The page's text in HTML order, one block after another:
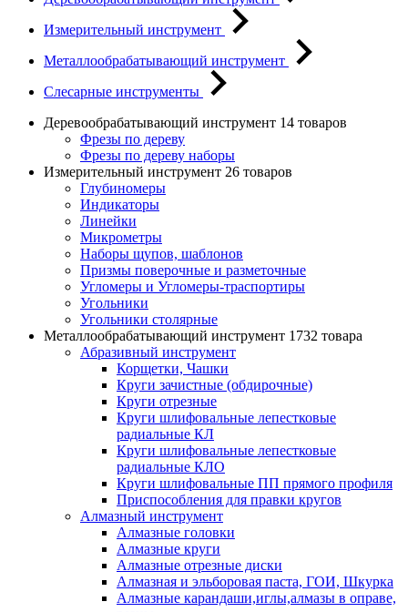
Измерительный инструмент
Металлообрабатывающий инструмент
Слесарные инструменты
Деревообрабатывающий инструмент 14 товаров
Фрезы по дереву
Фрезы по дереву наборы
Измерительный инструмент 26 товаров
Глубиномеры
Индикаторы
Линейки
Микрометры
Наборы щупов, шаблонов
Призмы поверочные и разметочные
Угломеры и Угломеры-траспортиры
Угольники
Угольники столярные
Металлообрабатывающий инструмент 1732 товара
Абразивный инструмент
Корщетки, Чашки
Круги зачистные (обдирочные)
Круги отрезные
Круги шлифовальные лепестковые
радиальные КЛ
Круги шлифовальные лепестковые
радиальные КЛО
Круги шлифовальные ПП прямого профиля
Приспособления для правки кругов
Алмазный инструмент
Алмазные головки
Алмазные круги
Алмазные отрезные диски
Алмазная и эльборовая паста, ГОИ, Шкурка
Алмазные карандаши,иглы,алмазы в оправе,